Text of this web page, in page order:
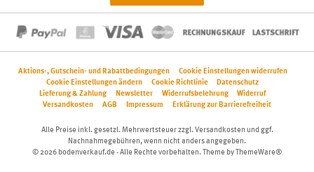
Aktions-, Gutschein- und Rabattbedingungen
Cookie Einstellungen widerrufen
Cookie Einstellungen ändern
Cookie Richtlinie
Datenschutz
Lieferung & Zahlung
Newsletter Widerrufsbelehrung
Widerruf
Versandkosten
AGB Impressum Erklärung zur Barrierefreiheit
Alle Preise inkl. gesetzl. Mehrwertsteuer zzgl.Versandkosten und ggf.
Nachnahmegebühren, wenn nicht anders angegeben.
© 2026 bodenverkauf.de - Alle Rechte vorbehalten. Theme byThemeWare®